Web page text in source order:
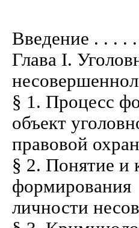
Введение . . . .
Глава I.
§ 1. Процесс
объект
правовой
§ 2. Понятие и
формирования
личности